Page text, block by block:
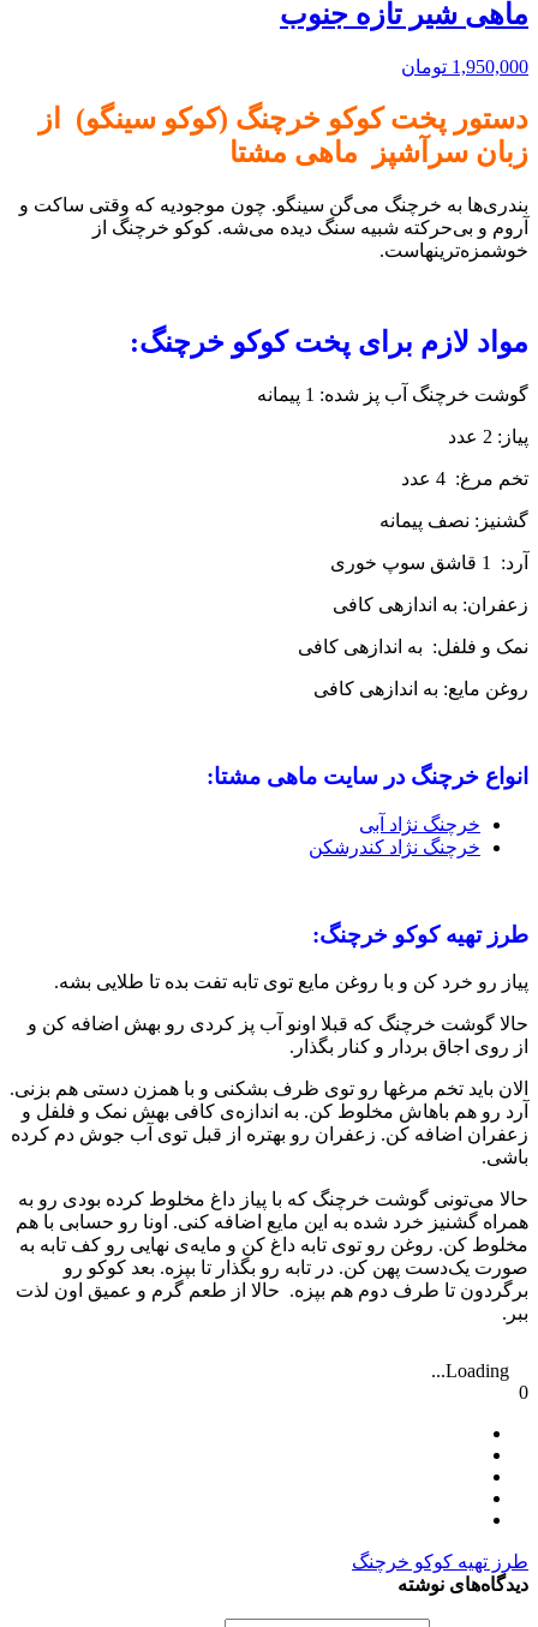
ماهی شیر تازه جنوب
1,950,000 تومان
دستور پخت کوکو خرچنگ (کوکو سینگو)
از
زبان سرآشپز ماهی مشتا
بندری‌ها به خرچنگ می‌گن سینگو. چون موجودیه که وقتی ساکت و
آروم و بی‌حرکته شبیه سنگ دیده می‌شه. کوکو خرچنگ از
خوشمزه‌ترینهاست.
مواد لازم برای پخت کوکو خرچنگ:
گوشت خرچنگ آب پز شده: 1 پیمانه
پیاز: 2 عدد
تخم مرغ: 4 عدد
گشنیز: نصف پیمانه
آرد: 1 قاشق سوپ خوری
زعفران: به اندازه­ی کافی
نمک و فلفل: به اندازه­ی کافی
روغن مایع: به اندازه­ی کافی
انواع خرچنگ در سایت ماهی مشتا:
خرچنگ نژاد آبی
خرچنگ نژاد کندرشکن
طرز تهیه کوکو خرچنگ:
پیاز رو خرد کن و با روغن مایع توی تابه تفت بده تا طلایی بشه.
حالا گوشت خرچنگ که قبلا اونو آب پز کردی رو بهش اضافه کن و
از روی اجاق بردار و کنار بگذار.
الان باید تخم مرغها رو توی ظرف بشکنی و با همزن دستی هم بزنی.
آرد رو هم باهاش مخلوط کن. به اندازه‌ی کافی بهش نمک و فلفل و
زعفران اضافه کن. زعفران رو بهتره از قبل توی آب جوش دم کرده
باشی.
حالا می‌تونی گوشت خرچنگ که با پیاز داغ مخلوط کرده بودی رو به
همراه گشنیز خرد شده به این مایع اضافه کنی. اونا رو حسابی با هم
مخلوط کن. روغن رو توی تابه داغ کن و مایه‌ی نهایی رو کف تابه به
صورت یک‌دست پهن کن. در تابه رو بگذار تا بپزه. بعد کوکو رو
برگردون تا طرف دوم هم بپزه. حالا از طعم گرم و عمیق اون لذت
ببر.
Loading...
0
طرز تهیه کوکو خرچنگ
دیدگاه‌های نوشته